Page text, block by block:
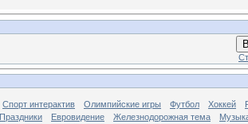
Спорт интерактив Олимпийские игры Футбол Хоккей
Праздники Евровидение Железнодорожная тема